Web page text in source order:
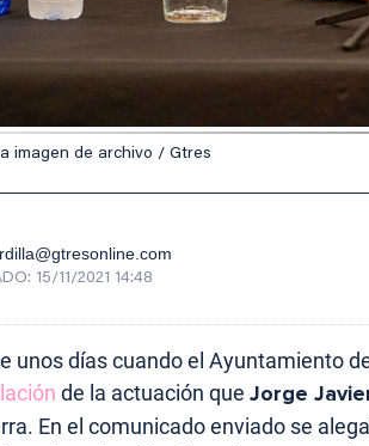
imagen de archivo / Gtres
15/11/2021 14:48
unos días cuando el Ayuntamiento
de la actuación que Jorge
En el comunicado enviado se